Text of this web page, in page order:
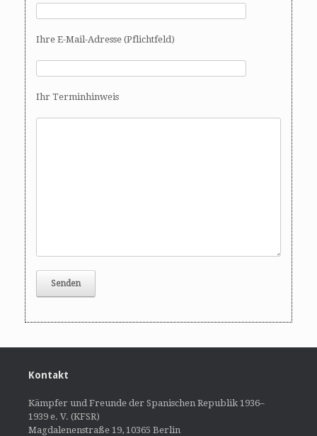
Ihre E-Mail-Adresse (Pflichtfeld)
Ihr Terminhinweis
Kontakt
Kämpfer und Freunde der Spanischen Republik 1936–
1939 e. V. (KFSR)
Magdalenenstraße 19, 10365 Berlin